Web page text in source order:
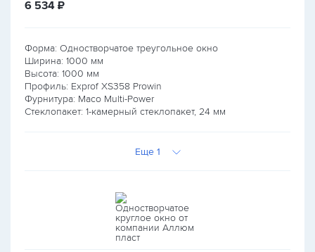
6 534 руб.
₽
Форма: Одностворчатое треугольное окно
Ширина: 1000 мм
Высота: 1000 мм
Профиль: Exprof XS358 Prowin
Фурнитура: Maco Multi-Power
Стеклопакет: 1-камерный стеклопакет, 24 мм
Еще 1